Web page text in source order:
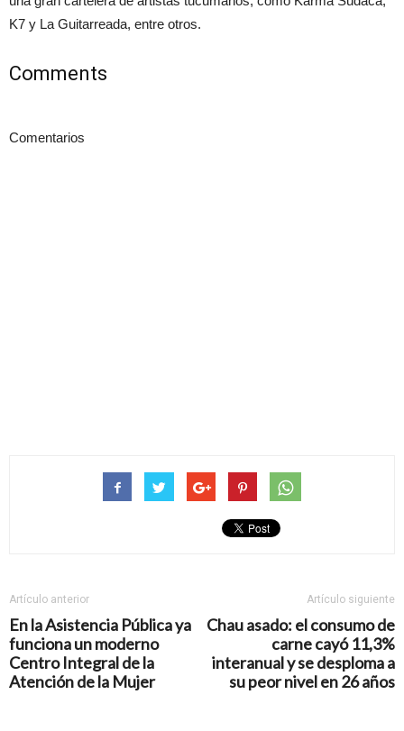
K7 y La Guitarreada, entre otros.
Comments
Comentarios
Artículo anterior
En la Asistencia Pública ya
funciona un moderno
Centro Integral de la
Atención de la Mujer
Artículo siguiente
Chau asado: el consumo de
carne cayó 11,3%
interanual y se desploma a
su peor nivel en 26 años